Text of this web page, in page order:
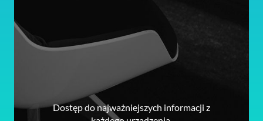
Dostęp do najważniejszych informacji z